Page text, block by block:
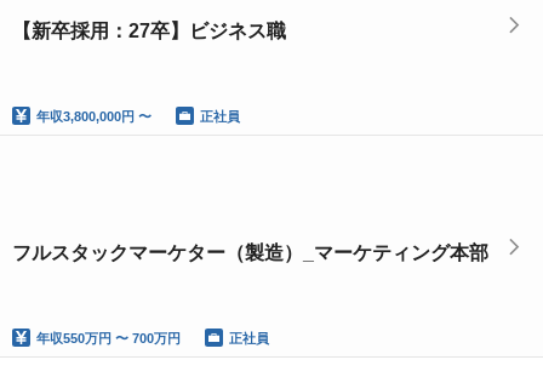
【新卒採用：27卒】ビジネス職
年収3,800,000円 〜 正社員
フルスタックマーケター（製造）_マーケティング本部
年収550万円 〜 700万円 正社員